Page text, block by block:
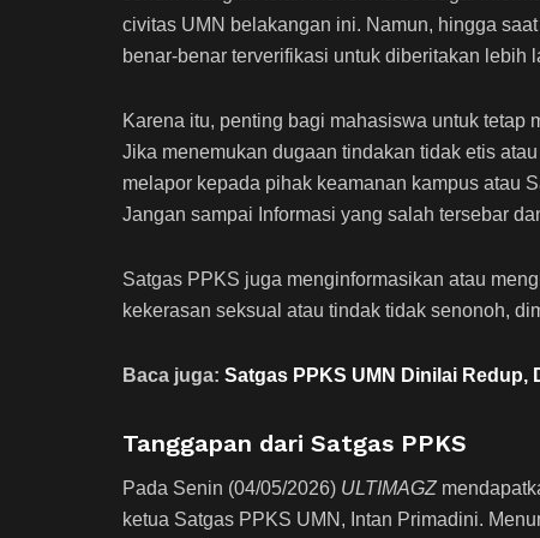
civitas UMN belakangan ini. Namun, hingga
benar-benar terverifikasi untuk diberitakan lebih
Karena itu, penting bagi mahasiswa untuk tetap
Jika menemukan dugaan tindakan tidak etis
melapor kepada pihak keamanan kampus atau
Jangan sampai Informasi yang salah tersebar
Satgas PPKS juga menginformasikan atau
kekerasan seksual atau tindak tidak senonoh,
Baca juga: Satgas PPKS UMN Dinilai
Tanggapan dari Satgas PPKS
Pada Senin (04/05/2026) ULTIMAGZ
ketua Satgas PPKS UMN, Intan Primadini.